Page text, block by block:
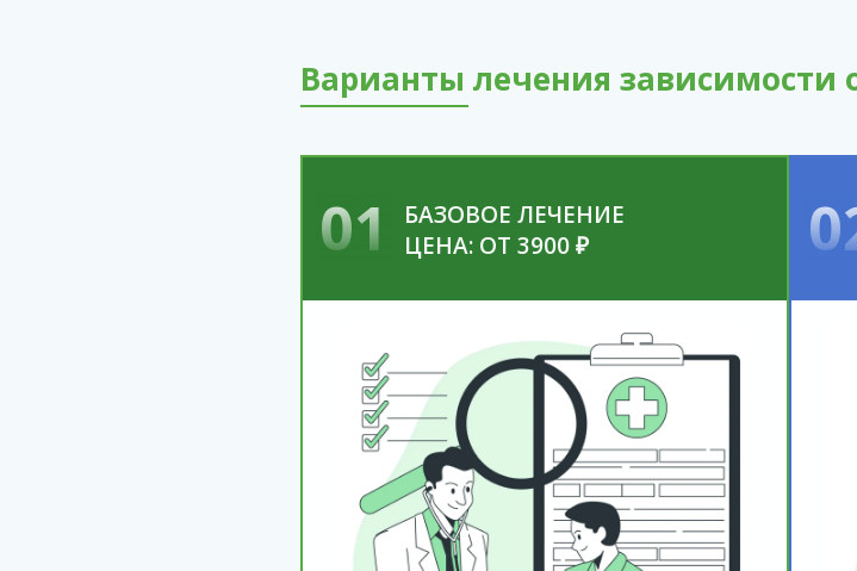
Варианты лечения зависимости
01
БАЗОВОЕ ЛЕЧЕНИЕ
ЦЕНА: ОТ 3900 ₽